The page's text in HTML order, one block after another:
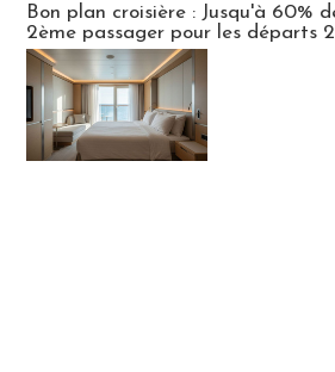
Bon plan croisière : Jusqu'à 60%
2ème passager pour les départs